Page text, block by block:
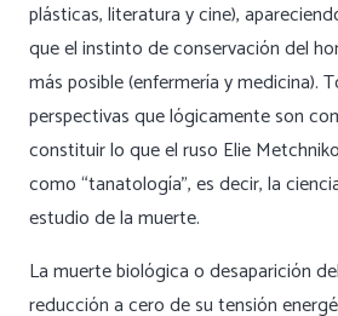
plásticas, literatura y cine),
que el instinto de conservación del
más posible (enfermería y medicina).
perspectivas que lógicamente son
constituir lo que el ruso Elie
como“tanatología”,es decir, la
estudio de la muerte.
La muerte biológica o desaparición
reducción a cero de su tensión